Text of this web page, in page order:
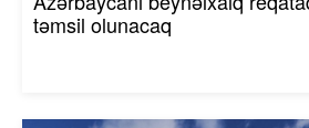
təmsil olunacaq